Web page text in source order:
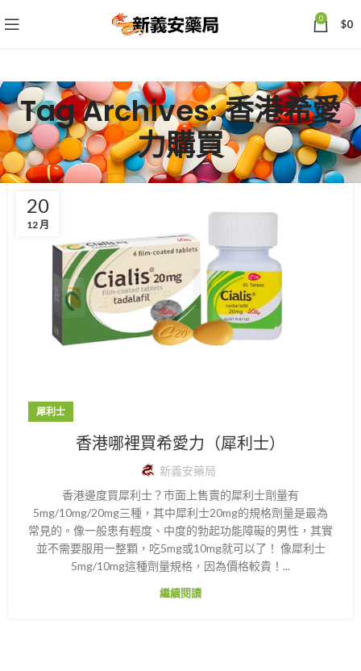
0 $0
Tag Archives: 香港希愛
力購買
20
12 月
犀利士
香港哪裡買希愛力（犀利士）
新義安藥局
香港邊度買犀利士？市面上售賣的犀利士劑量有
5mg/10mg/20mg三種，其中犀利士20mg的規格劑量是最為
常見的。像一般患有輕度、中度的勃起功能障礙的男性，其實
並不需要服用一整顆，吃5mg或10mg就可以了！ 像犀利士
5mg/10mg這種劑量規格，因為價格較貴！...
繼續閱讀